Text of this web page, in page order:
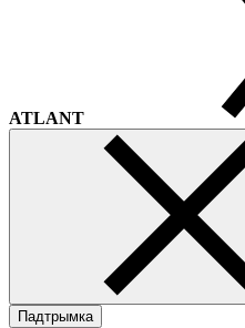
ATLANT
Падтрымка